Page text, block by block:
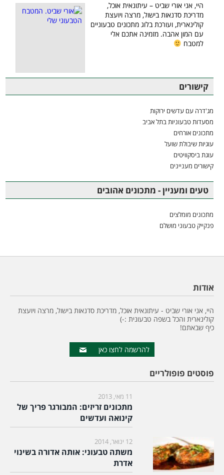
היי, אני אורי שביט – עיתונאית אוכל,
מדריכת סדנאות בישול, מרצה ויועצת
קולינארית, ועורכת בלוג מתכונים טבעוניים
עם המון אהבה. מזמינה אתכם אלי
למטבח
קישורים
מג'דרה עם עדשים ירוקות
מסעדות טבעוניות בתל אביב
מתכונים אורחים
עוגיות שיבולת שועל
עוגת ביסקוויטים
קישורים מעניינים
טעים ומעניין - מתכונים אהובים
מתכונים מומלצים
פנקייק טבעוני מושלם
אודות
היי, אני אורי שביט - עיתונאית אוכל, מדריכת סדנאות בישול, מרצה ויועצת
קולינארית והכל בשפה טבעונית :-)
כיף שבאתם!
להרשמה לחצו כאן
פוסטים פופולריים
11 מאי, 2013
מתכונים זריזים: המבורגר פריך של
קינואה ועדשים
12 ינואר, 2014
משתה טבעוני: אותה אדורה בשינוי
אדרת